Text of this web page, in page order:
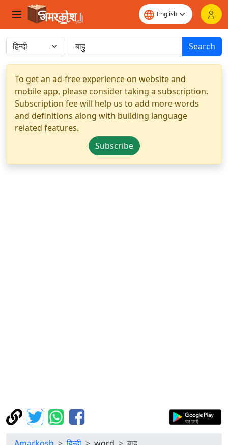
Search
To get an ad-free experience on website and
mobile app, please consider taking a subscription.
Subscription fee will help us to add more words
and definitions along with building language
related features.
Subscribe